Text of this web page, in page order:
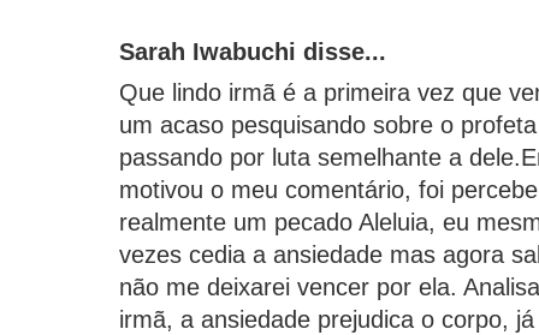
Sarah Iwabuchi disse...
Que lindo irmã é a primeira vez que
um acaso pesquisando sobre o
passando por luta semelhante a
motivou o meu comentário, foi
realmente um pecado Aleluia, eu
vezes cedia a ansiedade mas agora
não me deixarei vencer por ela.
irmã, a ansiedade prejudica o corpo,